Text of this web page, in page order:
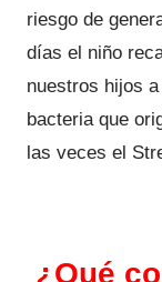
riesgo de
días el niño
nuestros hijos
bacteria que
las veces el
¿Qué